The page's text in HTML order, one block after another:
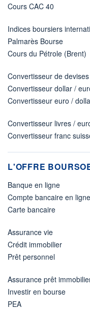
Cours CAC 40
Indices boursiers
Palmarès Bourse
Cours du Pétrole (Brent)
Convertisseur de devises
Convertisseur dollar /
Convertisseur euro /
Convertisseur livres /
Convertisseur franc
L'OFFRE
Banque en ligne
Compte bancaire en ligne
Carte bancaire
Assurance vie
Crédit immobilier
Prêt personnel
Assurance prêt
Investir en bourse
PEA